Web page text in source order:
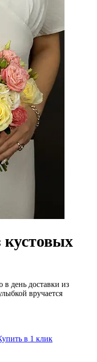
кустовых
в день доставки из
вручается
в 1 клик